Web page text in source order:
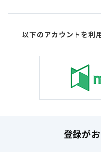
以下のアカウントを利
登録が